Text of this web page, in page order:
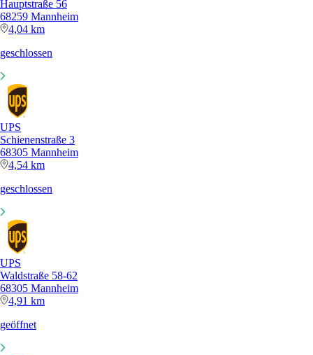
Hauptstraße 56
68259 Mannheim
4,04 km
geschlossen
UPS
Schienenstraße 3
68305 Mannheim
4,54 km
geschlossen
UPS
Waldstraße 58-62
68305 Mannheim
4,91 km
geöffnet